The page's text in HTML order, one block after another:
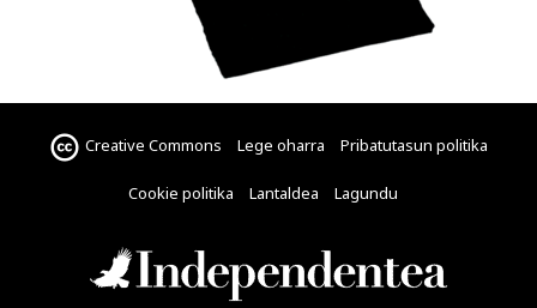
Creative Commons Lege oharra Pribatutasun politika
Cookie politika Lantaldea Lagundu